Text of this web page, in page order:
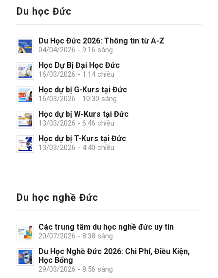
Du học Đức
Du Học Đức 2026: Thông tin từ A-Z
04/04/2026 - 9:16 sáng
Học Dự Bị Đại Học Đức
16/03/2026 - 1:14 chiều
Học dự bị G-Kurs tại Đức
16/03/2026 - 10:30 sáng
Học dự bị W-Kurs tại Đức
13/03/2026 - 6:46 chiều
Học dự bị T-Kurs tại Đức
13/03/2026 - 4:40 chiều
Du học nghề Đức
Các trung tâm du học nghề đức uy tín
20/07/2026 - 8:38 sáng
Du Học Nghề Đức 2026: Chi Phí, Điều Kiện,
Học Bổng
29/03/2026 - 8:56 sáng